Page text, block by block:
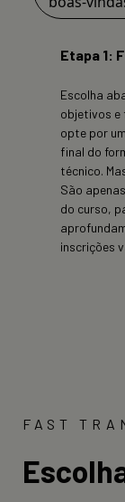
Etapa 1:
Escolha
objetivos e
opte por
final do
técnico.
São
do curso,
inscrições
FAST